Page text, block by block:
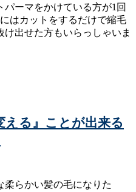
パーマをかけている方が1回
はカットをするだけで縮毛
出せた方もいらっしゃいま
える』ことが出来る
柔らかい髪の毛になりた